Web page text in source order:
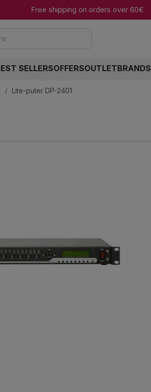
Free shipping on orders over 60€
SELLERSOFFERSOUTLETBRANDS
Lite-puter DP-2401